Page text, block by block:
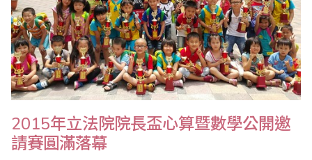
2015年立法院院長盃心算暨數學公開邀
請賽圓滿落幕